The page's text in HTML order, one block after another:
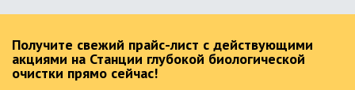
Получите свежий прайс-лист с действующими
акциями на Станции глубокой биологической
очистки прямо сейчас!